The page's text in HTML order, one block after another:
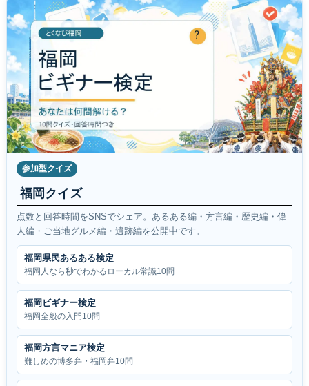
参加型クイズ
福岡クイズ
点数と回答時間をSNSでシェア。あるある編・方言編・歴史編・偉
人編・ご当地グルメ編・遺跡編を公開中です。
福岡県民あるある検定
福岡人なら秒でわかるローカル常識10問
福岡ビギナー検定
福岡全般の入門10問
福岡方言マニア検定
難しめの博多弁・福岡弁10問